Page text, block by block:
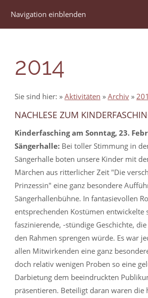
Navigation einblenden
2014
Sie sind hier: » Aktivitäten » Archiv »
NACHLESE ZUM
Kinderfasching am Sonntag, 23.
Sängerhalle: Bei toller Stimmung in
Sängerhalle boten unsere Kinder mit
Märchen aus ritterlicher Zeit "Die
Prinzessin" eine ganz besondere
Sängerhallenbühne. In fantasievollen
entsprechenden Kostümen entwickelte
faszinierende, -stündige Geschichte,
den Rahmen sprengen würde. Es war
allen Mitwirkenden eine ganz
doch relativ wenigen Proben so eine
Darbietung dem beeindruckten
präsentieren. Beteiligt daran waren die